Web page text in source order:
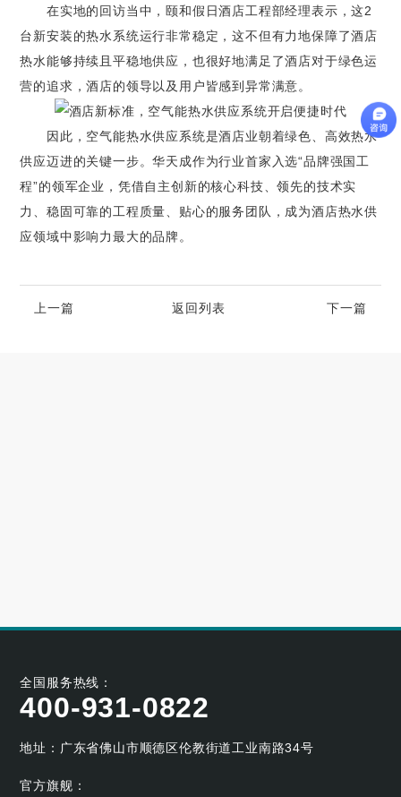
在实地的回访当中，颐和假日酒店工程部经理表示，这2
台新安装的热水系统运行非常稳定，这不但有力地保障了酒店
热水能够持续且平稳地供应，也很好地满足了酒店对于绿色运
营的追求，酒店的领导以及用户皆感到异常满意。
因此，空气能热水供应系统是酒店业朝着绿色、高效热水
供应迈进的关键一步。华天成作为行业首家入选“品牌强国工
程”的领军企业，凭借自主创新的核心科技、领先的技术实
力、稳固可靠的工程质量、贴心的服务团队，成为酒店热水供
应领域中影响力最大的品牌。
上一篇 返回列表 下一篇
全国服务热线：
400-931-0822
地址：广东省佛山市顺德区伦教街道工业南路34号
官方旗舰：